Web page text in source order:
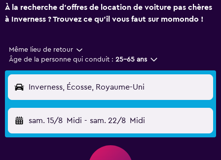
À la recherche d'offres de location de voiture pas chères
à Inverness ? Trouvez ce qu'il vous faut sur momondo !
Même lieu de retour
Âge de la personne qui conduit : 25-65 ans
Inverness, Écosse, Royaume-Uni
sam. 15/8 Midi - sam. 22/8 Midi